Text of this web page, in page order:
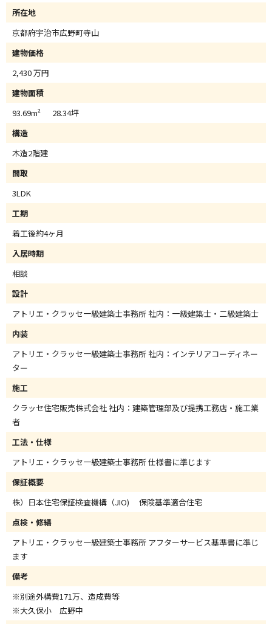
所在地
京都府宇治市広野町寺山
建物価格
2,430 万円
建物面積
93.69m² 28.34坪
構造
木造2階建
間取
3LDK
工期
着工後約4ヶ月
入居時期
相談
設計
アトリエ・クラッセ一級建築士事務所 社内：一級建築士・二級建築士
内装
アトリエ・クラッセ一級建築士事務所 社内：インテリアコーディネー
ター
施工
クラッセ住宅販売株式会社 社内：建築管理部及び提携工務店・施工業
者
工法・仕様
アトリエ・クラッセ一級建築士事務所 仕様書に準じます
保証概要
株）日本住宅保証検査機構（JIO) 保険基準適合住宅
点検・修繕
アトリエ・クラッセ一級建築士事務所 アフターサービス基準書に準じ
ます
備考
※別途外構費171万、造成費等
※大久保小 広野中